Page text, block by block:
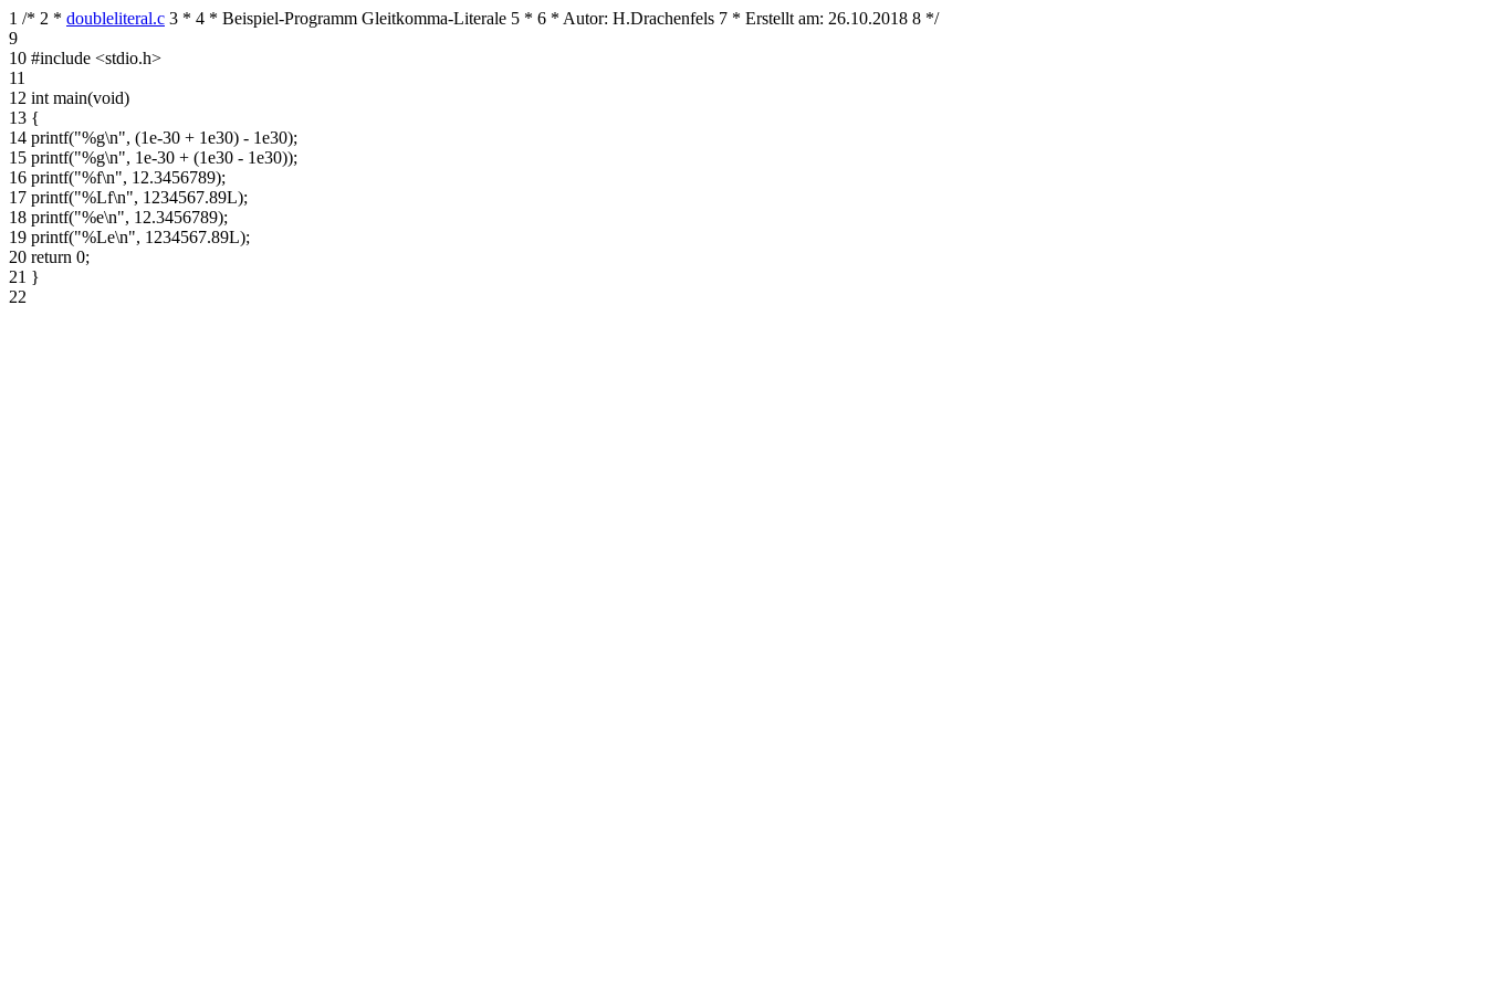
1 /* 2 * doubleliteral.c 3 * 4 * Beispiel-Programm Gleitkomma-Literale 5 * 6 * Autor: H.Drachenfels 7 * Erstellt am: 26.10.2018 8 */
9
10 #include <stdio.h>
11
12 int main(void)
13 {
14 printf("%g\n", (1e-30 + 1e30) - 1e30);
15 printf("%g\n", 1e-30 + (1e30 - 1e30));
16 printf("%f\n", 12.3456789);
17 printf("%Lf\n", 1234567.89L);
18 printf("%e\n", 12.3456789);
19 printf("%Le\n", 1234567.89L);
20 return 0;
21 }
22